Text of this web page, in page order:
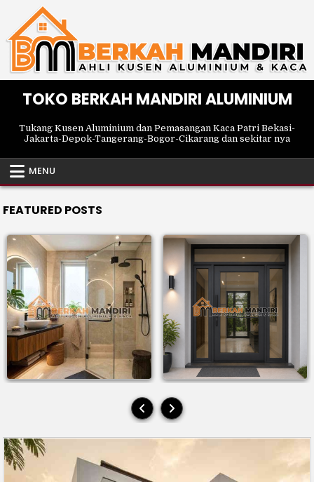
content
TOKO BERKAH MANDIRI ALUMINIUM
Tukang Kusen Aluminium dan Pemasangan Kaca Patri Bekasi-
Jakarta-Depok-Tangerang-Bogor-Cikarang dan sekitar nya
MENU
FEATURED POSTS